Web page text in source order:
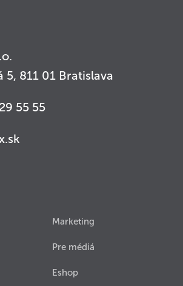
5, 811 01 Bratislava
55 55
Marketing
Pre médiá
Eshop